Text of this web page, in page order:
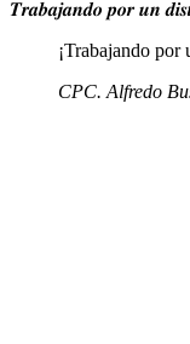
𝑻𝒓𝒂𝒃𝒂𝒋𝒂𝒏𝒅𝒐 𝒑𝒐𝒓 𝒖𝒏
¡Trabajando
CPC. Alfredo